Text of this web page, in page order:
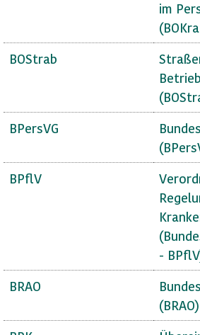
im
BOStrab
BPersVG
BPflV
-
BRAO
(BRAO)